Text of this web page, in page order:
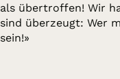
als übertroffen! Wir
sind überzeugt: Wer
sein!»